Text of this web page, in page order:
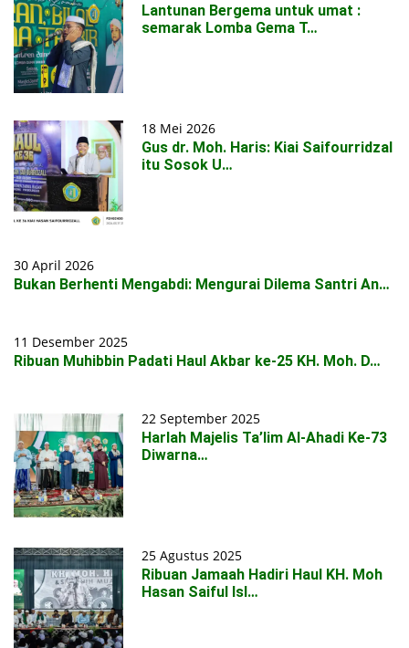
Lantunan Bergema untuk umat :
semarak Lomba Gema T…
18 Mei 2026
Gus dr. Moh. Haris: Kiai Saifourridzal
itu Sosok U…
30 April 2026
Bukan Berhenti Mengabdi: Mengurai Dilema Santri An…
11 Desember 2025
Ribuan Muhibbin Padati Haul Akbar ke-25 KH. Moh. D…
22 September 2025
Harlah Majelis Ta’lim Al-Ahadi Ke-73
Diwarna…
25 Agustus 2025
Ribuan Jamaah Hadiri Haul KH. Moh
Hasan Saiful Isl…